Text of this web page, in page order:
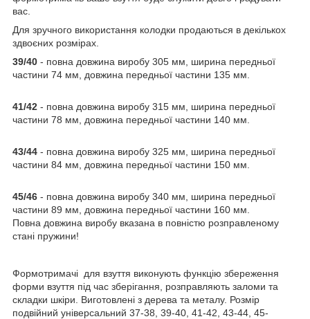
вас.
Для зручного використання колодки продаються в декількох
здвоєних розмірах.
39/40 - повна довжина виробу 305 мм, ширина передньої
частини 74 мм, довжина передньої частини 135 мм.
41/42 - повна довжина виробу 315 мм, ширина передньої
частини 78 мм, довжина передньої частини 140 мм.
43/44 - повна довжина виробу 325 мм, ширина передньої
частини 84 мм, довжина передньої частини 150 мм.
45/46 - повна довжина виробу 340 мм, ширина передньої
частини 89 мм, довжина передньої частини 160 мм.
Повна довжина виробу вказана в повністю розправленому
стані пружини!
Формотримачі для взуття виконують функцію збереження
форми взуття під час зберігання, розправляють заломи та
складки шкіри. Виготовлені з дерева та металу. Розмір
подвійний універсальний 37-38, 39-40, 41-42, 43-44, 45-